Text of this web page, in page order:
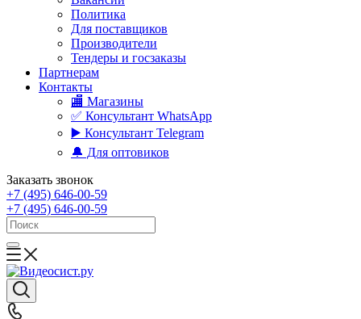
Политика
Для поставщиков
Производители
Тендеры и госзаказы
Партнерам
Контакты
🏬 Магазины
✅️ Консультант WhatsApp
▶️ Консультант Telegram
🔔 Для оптовиков
Заказать звонок
+7 (495) 646-00-59
+7 (495) 646-00-59